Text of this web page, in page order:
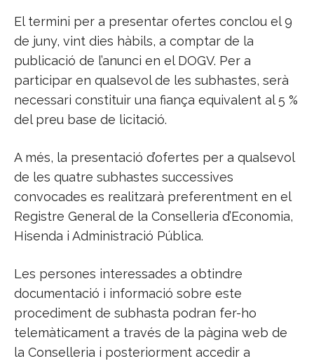
El termini per a presentar ofertes conclou el 9
de juny, vint dies hàbils, a comptar de la
publicació de l’anunci en el DOGV. Per a
participar en qualsevol de les subhastes, serà
necessari constituir una fiança equivalent al 5 %
del preu base de licitació.
A més, la presentació d’ofertes per a qualsevol
de les quatre subhastes successives
convocades es realitzarà preferentment en el
Registre General de la Conselleria d’Economia,
Hisenda i Administració Pública.
Les persones interessades a obtindre
documentació i informació sobre este
procediment de subhasta podran fer-ho
telemàticament a través de la pàgina web de
la Conselleria i posteriorment accedir a